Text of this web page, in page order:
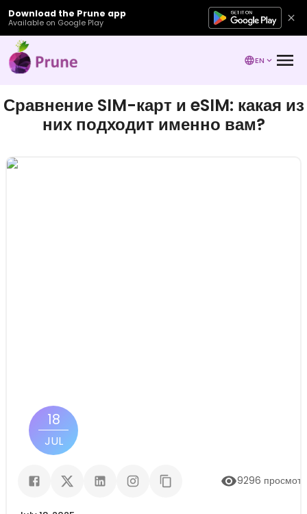
Download the Prune app
Available on Google Play
EN
Сравнение SIM-карт и eSIM: какая из
них подходит именно вам?
18
JUL
9296